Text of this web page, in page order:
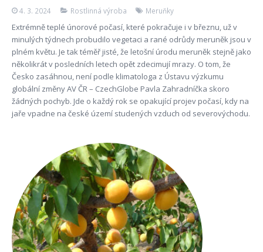
4. 3. 2024 Rostlinná výroba Meruňky
Extrémně teplé únorové počasí, které pokračuje i v březnu, už v
minulých týdnech probudilo vegetaci a rané odrůdy meruněk jsou v
plném květu. Je tak téměř jisté, že letošní úrodu meruněk stejně jako
několikrát v posledních letech opět zdecimují mrazy. O tom, že
Česko zasáhnou, není podle klimatologa z Ústavu výzkumu
globální změny AV ČR – CzechGlobe Pavla Zahradníčka skoro
žádných pochyb. Jde o každý rok se opakující projev počasí, kdy na
jaře vpadne na české území studených vzduch od severovýchodu.